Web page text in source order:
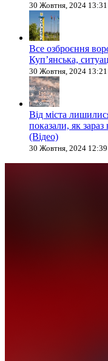
30 Жовтня, 2024 13:31
Все озброєння
Куп’янська,
30 Жовтня, 2024 13:21
Від міста
показали, як
(Відео)
30 Жовтня, 2024 12:39